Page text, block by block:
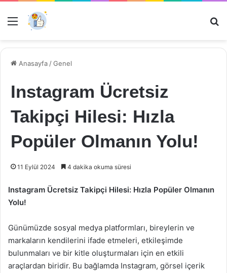
Menü
Anasayfa /Genel
Instagram Ücretsiz
Takipçi Hilesi: Hızla
Popüler Olmanın Yolu!
11 Eylül 2024 4 dakika okuma süresi
Instagram Ücretsiz Takipçi Hilesi: Hızla Popüler Olmanın
Yolu!
Günümüzde sosyal medya platformları, bireylerin ve
markaların kendilerini ifade etmeleri, etkileşimde
bulunmaları ve bir kitle oluşturmaları için en etkili
araçlardan biridir. Bu bağlamda Instagram, görsel içerik